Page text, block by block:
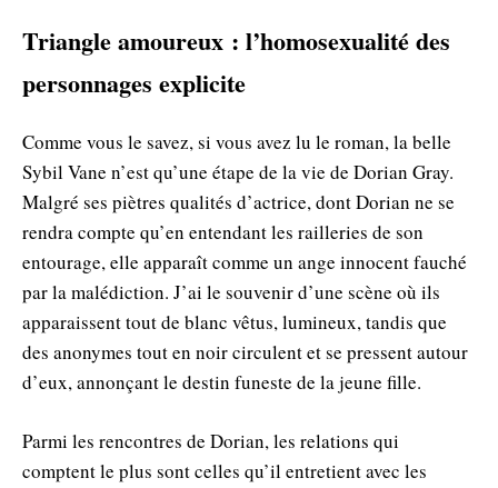
Triangle amoureux : l’homosexualité des
personnages explicite
Comme vous le savez, si vous avez lu le roman, la belle
Sybil Vane n’est qu’une étape de la vie de Dorian Gray.
Malgré ses piètres qualités d’actrice, dont Dorian ne se
rendra compte qu’en entendant les railleries de son
entourage, elle apparaît comme un ange innocent fauché
par la malédiction. J’ai le souvenir d’une scène où ils
apparaissent tout de blanc vêtus, lumineux, tandis que
des anonymes tout en noir circulent et se pressent autour
d’eux, annonçant le destin funeste de la jeune fille.
Parmi les rencontres de Dorian, les relations qui
comptent le plus sont celles qu’il entretient avec les